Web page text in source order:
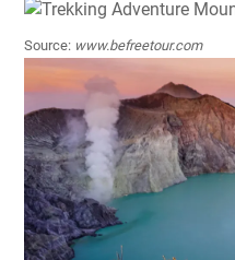
Source: www.befreetour.com